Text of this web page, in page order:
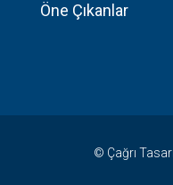
Öne Çıkanlar
© Çağrı